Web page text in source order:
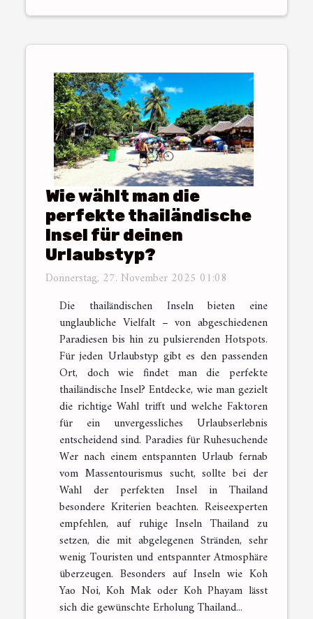
Wie wählt man die
perfekte thailändische
Insel für deinen
Urlaubstyp?
Donnerstag, 27. November 2025 01:08
Die thailändischen Inseln bieten eine
unglaubliche Vielfalt – von abgeschiedenen
Paradiesen bis hin zu pulsierenden Hotspots.
Für jeden Urlaubstyp gibt es den passenden
Ort, doch wie findet man die perfekte
thailändische Insel? Entdecke, wie man gezielt
die richtige Wahl trifft und welche Faktoren
für ein unvergessliches Urlaubserlebnis
entscheidend sind. Paradies für Ruhesuchende
Wer nach einem entspannten Urlaub fernab
vom Massentourismus sucht, sollte bei der
Wahl der perfekten Insel in Thailand
besondere Kriterien beachten. Reiseexperten
empfehlen, auf ruhige Inseln Thailand zu
setzen, die mit abgelegenen Stränden, sehr
wenig Touristen und entspannter Atmosphäre
überzeugen. Besonders auf Inseln wie Koh
Yao Noi, Koh Mak oder Koh Phayam lässt
sich die gewünschte Erholung Thailand...